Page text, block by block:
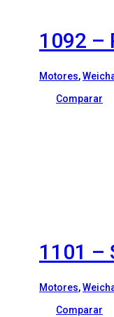
1092 –
Motores,
Comparar
1101 –
Motores,
Comparar